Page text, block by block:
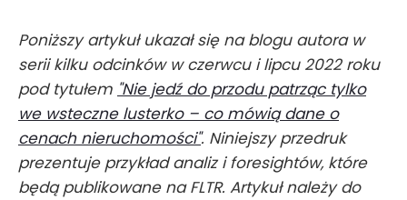
Poniższy artykuł ukazał się na blogu autora w
serii kilku odcinków w czerwcu i lipcu 2022 roku
pod tytułem "Nie jedź do przodu patrząc tylko
we wsteczne lusterko – co mówią dane o
cenach nieruchomości". Niniejszy przedruk
prezentuje przykład analiz i foresightów, które
będą publikowane na FLTR. Artykuł należy do